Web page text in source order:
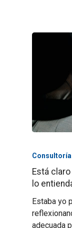
Consultoría
Está
lo
Estaba yo
adecuada